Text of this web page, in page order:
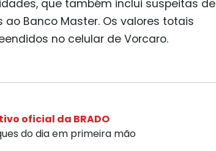
que também inclui suspeitas de
Banco Master. Os valores totais
no celular de Vorcaro.
oficial da BRADO
do dia em primeira mão